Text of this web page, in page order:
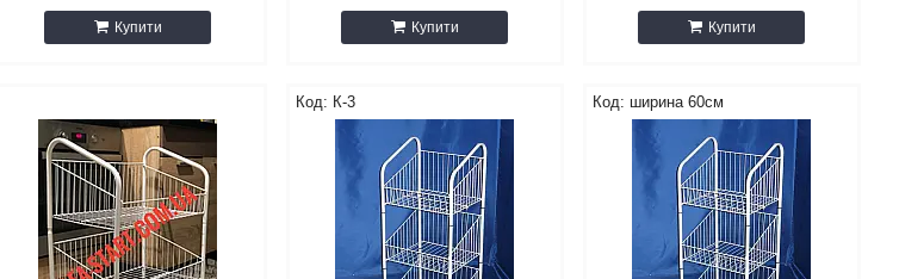
Купити Купити Купити
К-3 ширина 60см